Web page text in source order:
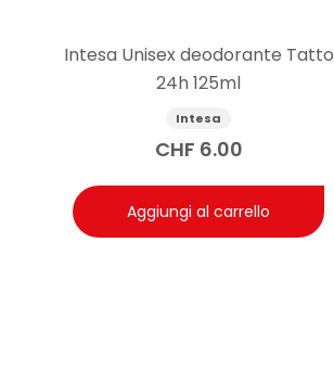
Intesa Unisex deodorante Tatto
24h 125ml
Intesa
CHF 6.00
Aggiungi al carrello